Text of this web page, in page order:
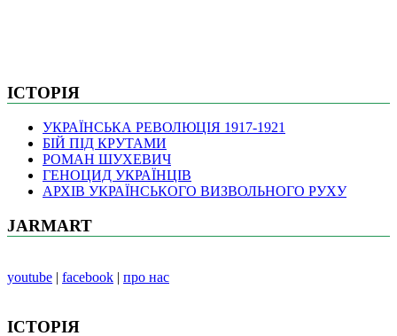
ІСТОРІЯ
УКРАЇНСЬКА РЕВОЛЮЦІЯ 1917-1921
БІЙ ПІД КРУТАМИ
РОМАН ШУХЕВИЧ
ГЕНОЦИД УКРАЇНЦІВ
АРХІВ УКРАЇНСЬКОГО ВИЗВОЛЬНОГО РУХУ
JARMART
youtube | facebook | про нас
ІСТОРІЯ